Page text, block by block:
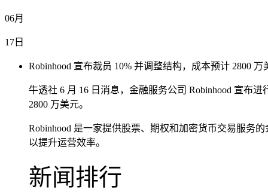
06月
17日
Robinhood 宣布裁员 10% 并调整结构，成本预计 2800 万
牛透社 6 月 16 日消息，金融服务公司 Robinhood 宣布
2800 万美元。
Robinhood 是一家提供股票、期权和加密货币交易服务
以提升运营效率。
新闻排行